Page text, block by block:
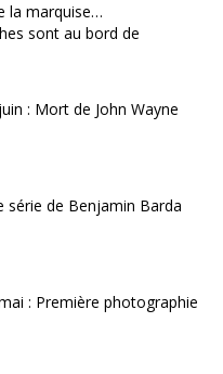
la marquise…
sont au bord de
: Mort de John Wayne
série de Benjamin Barda
: Première photographie